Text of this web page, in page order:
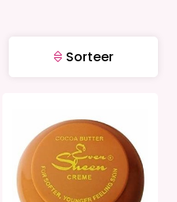
Sorteer